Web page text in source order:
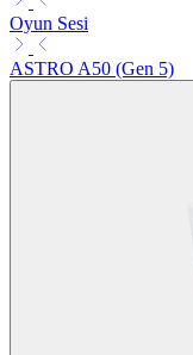
Oyun Sesi
ASTRO A50 (Gen 5)